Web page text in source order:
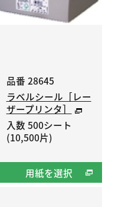
品番 28645
ラベルシール［レー
ザープリンタ］
入数 500シート
(10,500片)
用紙を選択